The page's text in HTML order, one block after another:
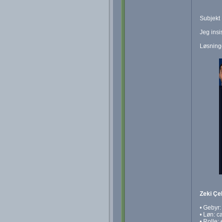
Subjekt
Jeg
Zeki
•
• Løn: